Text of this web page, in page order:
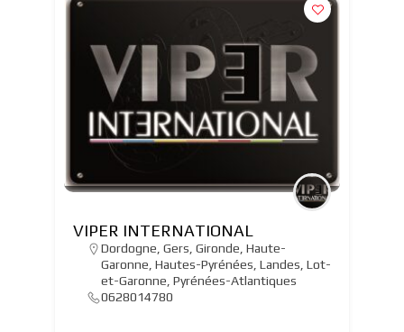
VIPER INTERNATIONAL
Dordogne Gers Gironde Haute-
Garonne Hautes-Pyrénées Landes Lot-
et-Garonne Pyrénées-Atlantiques
0628014780